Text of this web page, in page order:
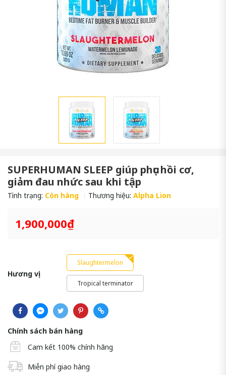
SUPERHUMAN SLEEP giúp phục hồi cơ,
giảm đau nhức sau khi tập
Tình trạng: Còn hàng Thương hiệu: Alpha Lion
1,900,000₫
Hương vị:
Slaughtermelon
Tropical terminator
Chính sách bán hàng
Cam kết 100% chính hãng
Miễn phí giao hàng